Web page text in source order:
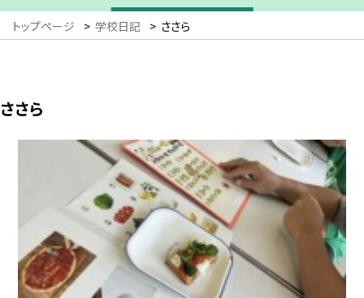
トップページ > 学校日記 > ささら
ささら